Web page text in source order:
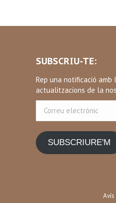
SUBSCRIU-TE:
Rep una notificació
actualitzacions de la
electrònic
SUBSCRIURE'M
Avís